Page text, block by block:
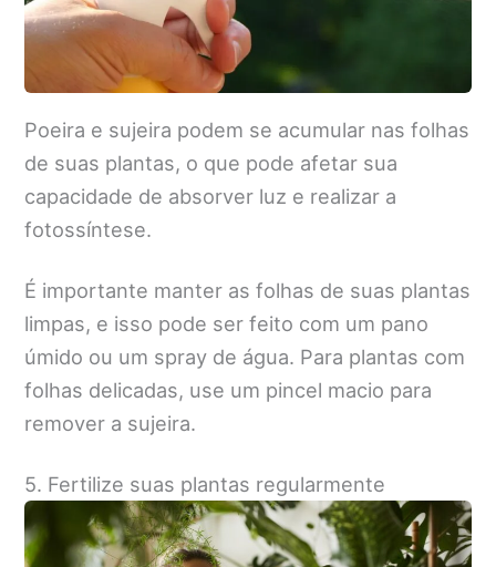
Poeira e sujeira podem se acumular nas folhas
de suas plantas, o que pode afetar sua
capacidade de absorver luz e realizar a
fotossíntese.
É importante manter as folhas de suas plantas
limpas, e isso pode ser feito com um pano
úmido ou um spray de água. Para plantas com
folhas delicadas, use um pincel macio para
remover a sujeira.
5. Fertilize suas plantas regularmente